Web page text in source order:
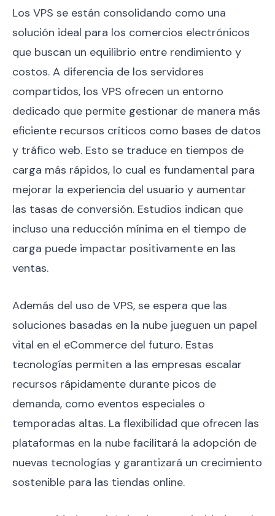
Los VPS se están consolidando como una
solución ideal para los comercios electrónicos
que buscan un equilibrio entre rendimiento y
costos. A diferencia de los servidores
compartidos, los VPS ofrecen un entorno
dedicado que permite gestionar de manera más
eficiente recursos críticos como bases de datos
y tráfico web. Esto se traduce en tiempos de
carga más rápidos, lo cual es fundamental para
mejorar la experiencia del usuario y aumentar
las tasas de conversión. Estudios indican que
incluso una reducción mínima en el tiempo de
carga puede impactar positivamente en las
ventas.
Además del uso de VPS, se espera que las
soluciones basadas en la nube jueguen un papel
vital en el eCommerce del futuro. Estas
tecnologías permiten a las empresas escalar
recursos rápidamente durante picos de
demanda, como eventos especiales o
temporadas altas. La flexibilidad que ofrecen las
plataformas en la nube facilitará la adopción de
nuevas tecnologías y garantizará un crecimiento
sostenible para las tiendas online.